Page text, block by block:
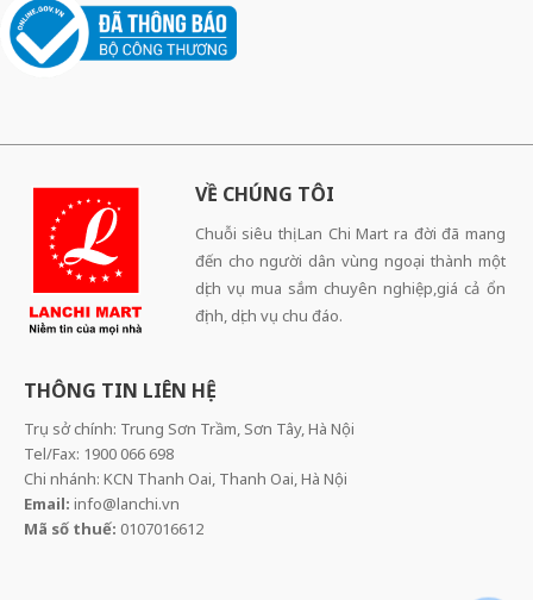
VỀ CHÚNG TÔI
Chuỗi siêu thị Lan Chi Mart ra đời đã mang
đến cho người dân vùng ngoại thành một
dịch vụ mua sắm chuyên nghiệp,giá cả ổn
định, dịch vụ chu đáo.
THÔNG TIN LIÊN HỆ
Trụ sở chính: Trung Sơn Trầm, Sơn Tây, Hà Nội
Tel/Fax: 1900 066 698
Chi nhánh: KCN Thanh Oai, Thanh Oai, Hà Nội
Email: info@lanchi.vn
Mã số thuế: 0107016612